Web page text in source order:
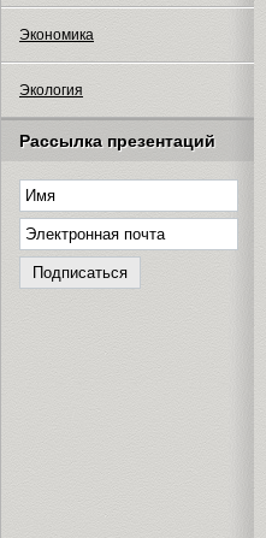
Экономика
Экология
Рассылка презентаций